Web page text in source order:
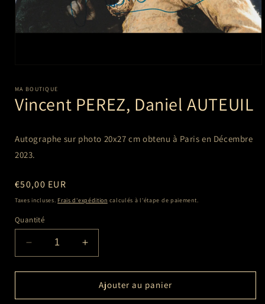
média
dans
une
MA BOUTIQUE
Vincent PEREZ, Daniel AUTEUIL
Autographe sur photo 20x27 cmobtenu à Paris en Décembre
2023.
Prix
habituel
€50,00 EUR
Taxes incluses. Frais d'expédition calculés à l'étape de paiement.
Quantité
Réduire
la
quantité
Vincent
Augmenter
la
quantité
Vincent
Ajouter au panier